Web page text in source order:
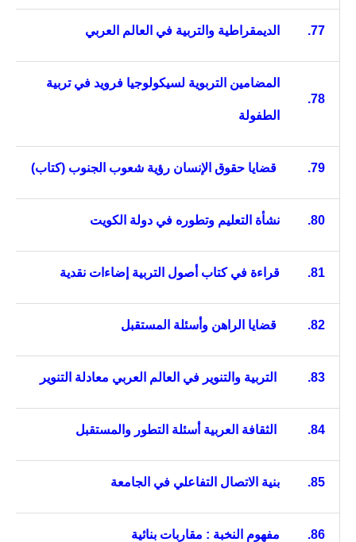
77. الديمقراطية والتربية في العالم العربي
78.
المضامين التربوية لسيكولوجيا فرويد في تربية
الطفولة
79. قضايا حقوق الإنسان رؤية شعوب الجنوب (كتاب)
80. نشأة التعليم وتطوره في دولة الكويت
81. قراءة في كتاب أصول التربية إضاءات نقدية
82. قضايا الراهن وأسئلة المستقبل
83. التربية والتنوير في العالم العربي معادلة التنوير
84. الثقافة العربية أسئلة التطور والمستقبل
85. بنية الاتصال التفاعلي في الجامعة
86. مفهوم النخبة : مقاربات بنائية